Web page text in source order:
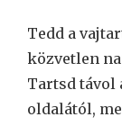
Tedd a
közvetlen
Tartsd távol
oldalától,